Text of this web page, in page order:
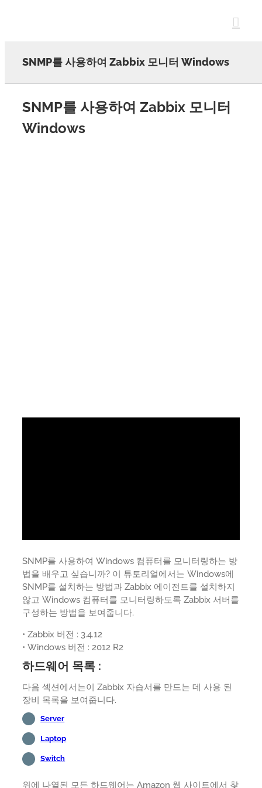
SNMP를 사용하여 Zabbix 모니터 Windows
SNMP를 사용하여 Zabbix 모니터
Windows
SNMP를 사용하여 Windows 컴퓨터를 모니터링하는 방
법을 배우고 싶습니까? 이 튜토리얼에서는 Windows에
SNMP를 설치하는 방법과 Zabbix 에이전트를 설치하지
않고 Windows 컴퓨터를 모니터링하도록 Zabbix 서버를
구성하는 방법을 보여줍니다.
• Zabbix 버전 : 3.4.12
• Windows 버전 : 2012 R2
하드웨어 목록 :
다음 섹션에서는이 Zabbix 자습서를 만드는 데 사용 된
장비 목록을 보여줍니다.
Server
Laptop
Switch
위에 나열된 모든 하드웨어는 Amazon 웹 사이트에서 찾